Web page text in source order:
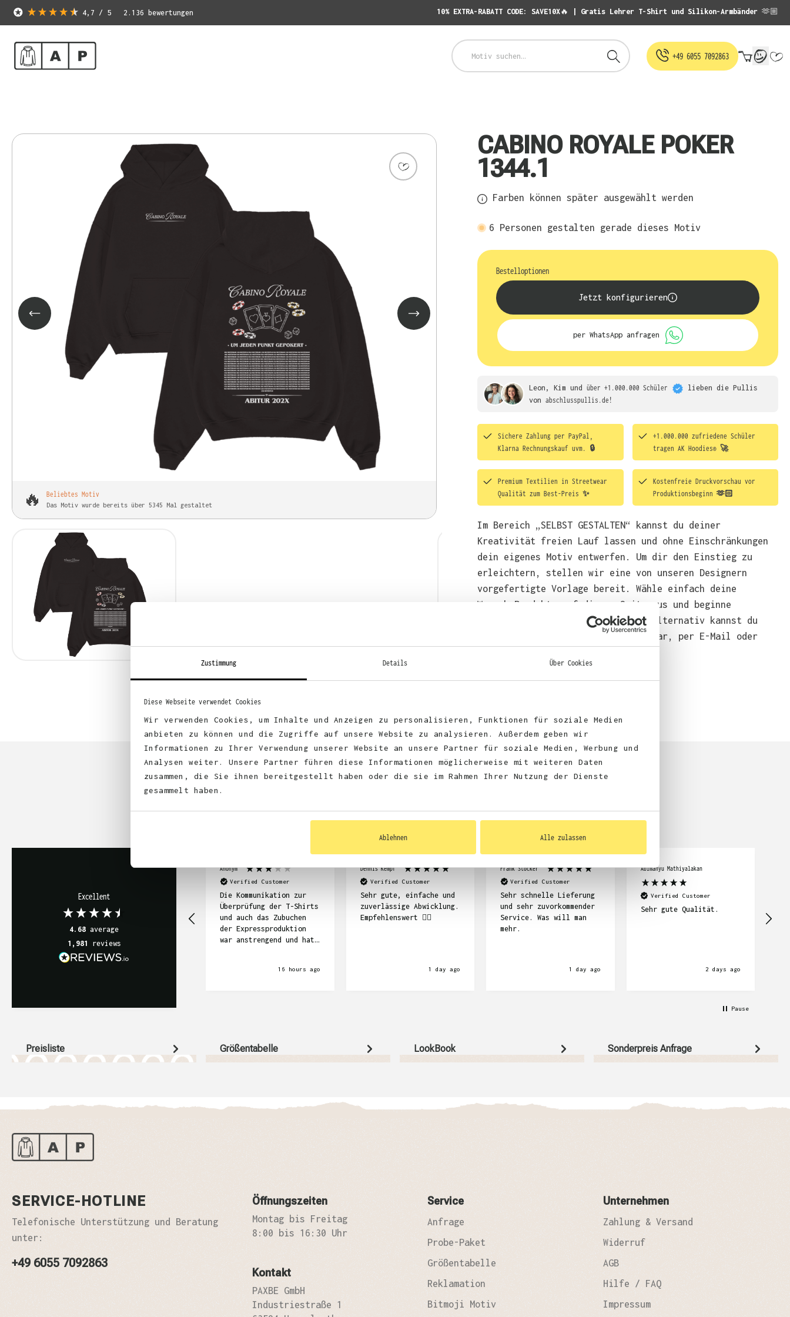
Zustimmung Details Über Cookies
Diese Webseite verwendet Cookies
Wir verwenden Cookies, um Inhalte und Anzeigen zu personalisieren, Funktionen für soziale Medien
anbieten zu können und die Zugriffe auf unsere Website zu analysieren. Außerdem geben wir
Informationen zu Ihrer Verwendung unserer Website an unsere Partner für soziale Medien, Werbung und
Analysen weiter. Unsere Partner führen diese Informationen möglicherweise mit weiteren Daten
zusammen, die Sie ihnen bereitgestellt haben oder die sie im Rahmen Ihrer Nutzung der Dienste
gesammelt haben.
Ablehnen Alle zulassen
4,7 / 5 2.136 bewertungen 10% EXTRA-RABATT CODE: SAVE10X🔥 | Gratis Lehrer T-Shirt und Silikon-Armbänder 🫶🏼
+49 6055 7092863
🔥 Beliebtes Motiv
Das Motiv wurde bereits über 5345 Mal gestaltet
CABINO ROYALE POKER
1344.1
Farben können später ausgewählt werden
6 Personen gestalten gerade dieses Motiv
Bestelloptionen
Jetzt konfigurieren
per WhatsApp anfragen
Leon, Kim und über +1.000.000 Schüler lieben die Pullis
von abschlusspullis.de!
Sichere Zahlung per PayPal,
Klarna Rechnungskauf uvm. 🔒
+1.000.000 zufriedene Schüler
tragen AK Hoodies® 🚀
Premium Textilien in Streetwear
Qualität zum Best-Preis ✨
Kostenfreie Druckvorschau vor
Produktionsbeginn 🫶🏻
Im Bereich „SELBST GESTALTEN“ kannst du deiner
Kreativität freien Lauf lassen und ohne Einschränkungen
dein eigenes Motiv entwerfen. Um dir den Einstieg zu
erleichtern, stellen wir eine von unseren Designern
vorgefertigte Vorlage bereit. Wähle einfach deine
Wunsch-Produkte auf dieser Seite aus und beginne
anschließend mit der Gestaltung. Alternativ kannst du
auch bequem über das Bestellformular, per E-Mail oder
KUNDEN FEEDBACK 🫶
Excellent
4.68 average
1,981 reviews
Anonym
Verified Customer
Die Kommunikation zur
Überprüfung der T-Shirts
und auch das Zubuchen
der Expressproduktion
war anstrengend und hat
die T-Shirts schön16 hours ago
Dennis Kempf
Verified Customer
Sehr gute, einfache und
zuverlässige Abwicklung.
Empfehlenswert ☝🏽
1 day ago
Frank Stöcker
Verified Customer
Sehr schnelle Lieferung
und sehr zuvorkommender
Service. Was will man
mehr.
1 day ago
Abimanyu Mathiyalakan
Verified Customer
Sehr gute Qualität.
2 days ago
Pause
Preisliste Größentabelle LookBook Sonderpreis Anfrage
SERVICE-HOTLINE
Telefonische Unterstützung und Beratung
unter:
+49 6055 7092863
Öffnungszeiten
Montag bis Freitag
8:00 bis 16:30 Uhr
Kontakt
PAXBE GmbH
Industriestraße 1
Service
Anfrage
Probe-Paket
Größentabelle
Reklamation
Bitmoji Motiv
Unternehmen
Zahlung & Versand
Widerruf
AGB
Hilfe / FAQ
Impressum